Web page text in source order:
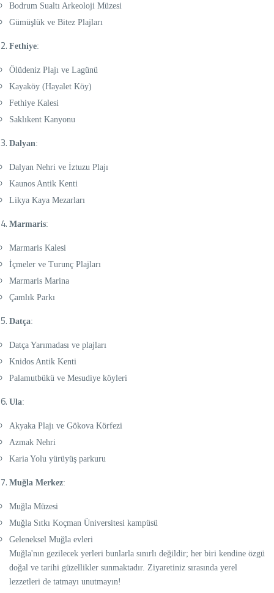
Bodrum Sualtı Arkeoloji Müzesi
Gümüşlük ve Bitez Plajları
Fethiye:
Ölüdeniz Plajı ve Lagünü
Kayaköy (Hayalet Köy)
Fethiye Kalesi
Saklıkent Kanyonu
Dalyan:
Dalyan Nehri ve İztuzu Plajı
Kaunos Antik Kenti
Likya Kaya Mezarları
Marmaris:
Marmaris Kalesi
İçmeler ve Turunç Plajları
Marmaris Marina
Çamlık Parkı
Datça:
Datça Yarımadası ve plajları
Knidos Antik Kenti
Palamutbükü ve Mesudiye köyleri
Ula:
Akyaka Plajı ve Gökova Körfezi
Azmak Nehri
Karia Yolu yürüyüş parkuru
Muğla Merkez:
Muğla Müzesi
Muğla Sıtkı Koçman Üniversitesi kampüsü
Geleneksel Muğla evleri
Muğla'nın gezilecek yerleri bunlarla sınırlı değildir; her biri kendine özgü
doğal ve tarihi güzellikler sunmaktadır. Ziyaretiniz sırasında yerel
lezzetleri de tatmayı unutmayın!